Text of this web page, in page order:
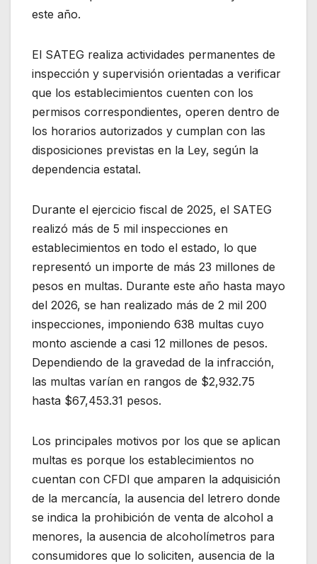
este año.
El SATEG realiza actividades permanentes de
inspección y supervisión orientadas a verificar
que los establecimientos cuenten con los
permisos correspondientes, operen dentro de
los horarios autorizados y cumplan con las
disposiciones previstas en la Ley, según la
dependencia estatal.
Durante el ejercicio fiscal de 2025, el SATEG
realizó más de 5 mil inspecciones en
establecimientos en todo el estado, lo que
representó un importe de más 23 millones de
pesos en multas. Durante este año hasta mayo
del 2026, se han realizado más de 2 mil 200
inspecciones, imponiendo 638 multas cuyo
monto asciende a casi 12 millones de pesos.
Dependiendo de la gravedad de la infracción,
las multas varían en rangos de $2,932.75
hasta $67,453.31 pesos.
Los principales motivos por los que se aplican
multas es porque los establecimientos no
cuentan con CFDI que amparen la adquisición
de la mercancía, la ausencia del letrero donde
se indica la prohibición de venta de alcohol a
menores, la ausencia de alcoholímetros para
consumidores que lo soliciten, ausencia de la